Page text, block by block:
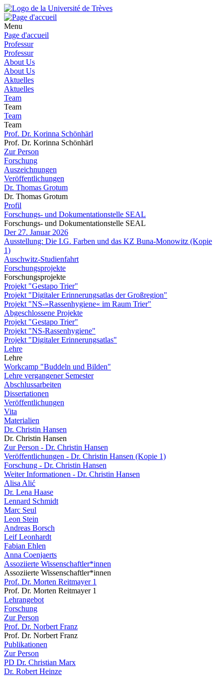
Menu
Page d'accueil
Professur
Professur
About Us
About Us
Aktuelles
Aktuelles
Team
Team
Team
Team
Prof. Dr. Korinna Schönhärl
Prof. Dr. Korinna Schönhärl
Zur Person
Forschung
Auszeichnungen
Veröffentlichungen
Dr. Thomas Grotum
Dr. Thomas Grotum
Profil
Forschungs- und Dokumentationstelle SEAL
Forschungs- und Dokumentationstelle SEAL
Der 27. Januar 2026
Ausstellung: Die I.G. Farben und das KZ Buna-Monowitz (Kopie
1)
Auschwitz-Studienfahrt
Forschungsprojekte
Forschungsprojekte
Projekt "Gestapo Trier"
Projekt "Digitaler Erinnerungsatlas der Großregion"
Projekt "NS-»Rassenhygiene« im Raum Trier"
Abgeschlossene Projekte
Projekt "Gestapo Trier"
Projekt "NS-Rassenhygiene"
Projekt "Digitaler Erinnerungsatlas"
Lehre
Lehre
Workcamp "Buddeln und Bilden"
Lehre vergangener Semester
Abschlussarbeiten
Dissertationen
Veröffentlichungen
Vita
Materialien
Dr. Christin Hansen
Dr. Christin Hansen
Zur Person - Dr. Christin Hansen
Veröffentlichungen - Dr. Christin Hansen (Kopie 1)
Forschung - Dr. Christin Hansen
Weiter Informationen - Dr. Christin Hansen
Alisa Alić
Dr. Lena Haase
Lennard Schmidt
Marc Seul
Leon Stein
Andreas Borsch
Leif Leonhardt
Fabian Ehlen
Anna Coenjaerts
Assoziierte Wissenschaftler*innen
Assoziierte Wissenschaftler*innen
Prof. Dr. Morten Reitmayer 1
Prof. Dr. Morten Reitmayer 1
Lehrangebot
Forschung
Zur Person
Prof. Dr. Norbert Franz
Prof. Dr. Norbert Franz
Publikationen
Zur Person
PD Dr. Christian Marx
Dr. Robert Heinze